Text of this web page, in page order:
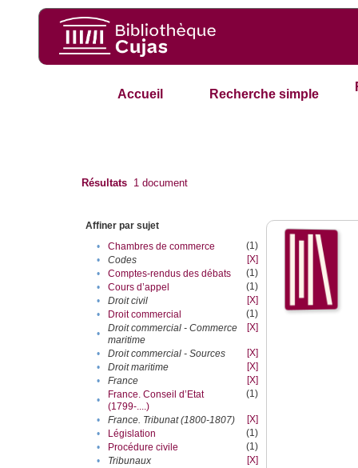
Accueil Recherche simple
Résultats 1 document
Affiner par sujet
•
Chambres de commerce
(1)
•
Codes
[X]
•
Comptes-rendus des débats
(1)
•
Cours d’appel
(1)
•
Droit civil
[X]
•
Droit commercial
(1)
•
Droit commercial - Commerce
maritime
[X]
• Droit commercial - Sources
[X]
•
Droit maritime
[X]
•
France
[X]
•
France. Conseil d’Etat
(1799-....)
(1)
• France. Tribunat (1800-1807)
[X]
•
Législation
(1)
•
Procédure civile
(1)
•
Tribunaux
[X]